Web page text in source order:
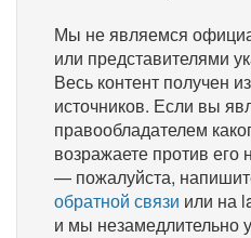
Мы не являемся
или представителями
Весь контент получен
источников. Если вы
правообладателем
возражаете против его
— пожалуйста,
обратной связи или на
и мы незамедлительно